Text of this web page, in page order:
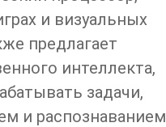
и визуальных
предлагает
интеллекта,
задачи,
и распознаванием